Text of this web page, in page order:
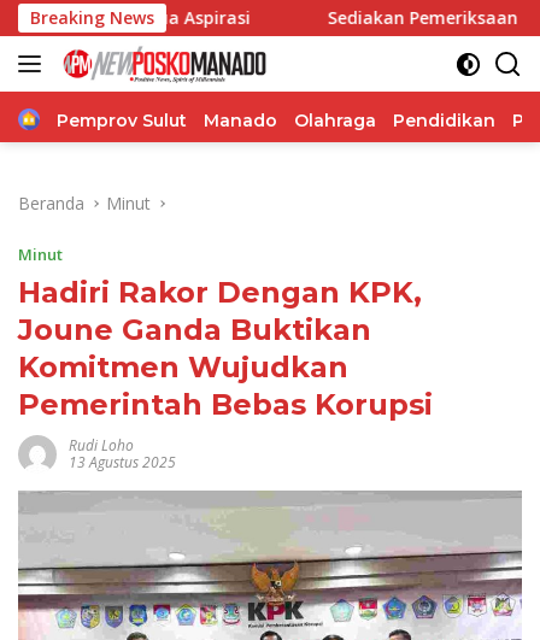
Langsung
ke
konten
Breaking News
Aspirasi Sediakan Pemeriksaan Kesehatan,
Home
Pemprov Sulut Manado Olahraga Pendidikan
Beranda Minut
Minut
Hadiri Rakor Dengan KPK,
Joune Ganda Buktikan
Komitmen Wujudkan
Pemerintah Bebas Korupsi
Rudi Loho
13 Agustus 2025